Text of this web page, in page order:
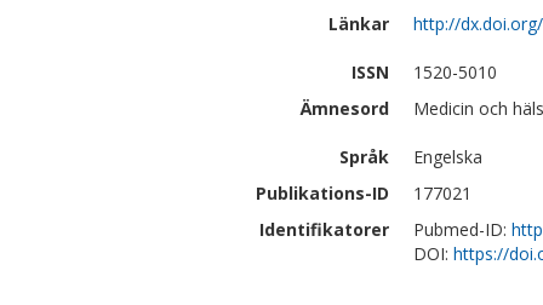
Länkar
http://
ISSN
1520-5010
Ämnesord
Medicin och
Språk
Engelska
Publikations-ID
177021
Identifikatorer
Pubmed-ID:
DOI: https://